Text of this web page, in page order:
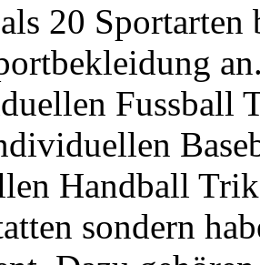
20
Fussball
Handball
sondern